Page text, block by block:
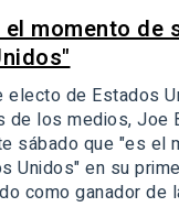
el momento de
electo de Estados
de los medios, Joe
sábado que "es el
Unidos" en su
como ganador de